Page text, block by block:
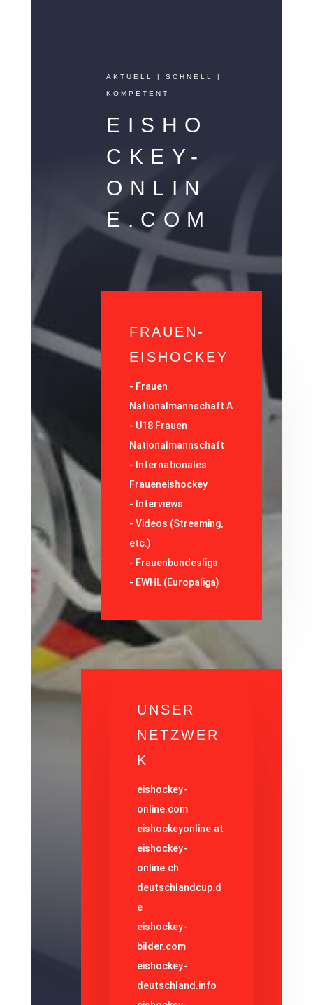
AKTUELL | SCHNELL |
KOMPETENT
EISHO
CKEY-
ONLIN
E.COM
FRAUEN-
EISHOCKEY
- Frauen
Nationalmannschaft A
- U18 Frauen
Nationalmannschaft
- Internationales
Fraueneishockey
- Interviews
-Videos (Streaming,
etc.)
- Frauenbundesliga
- EWHL (Europaliga)
UNSER
NETZWER
K
eishockey-
online.com
eishockeyonline.at
eishockey-
online.ch
deutschlandcup.d
e
eishockey-
bilder.com
eishockey-
deutschland.info